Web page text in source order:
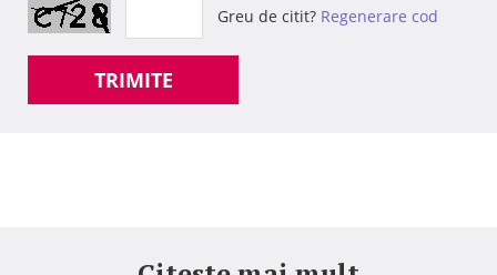
Greu de citit? Regenerare cod
TRIMITE